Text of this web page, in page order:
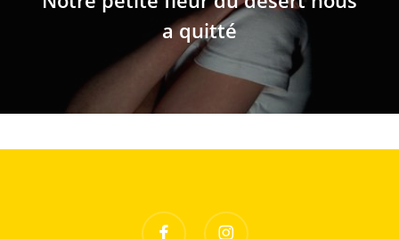
a quitté
facebook instagram